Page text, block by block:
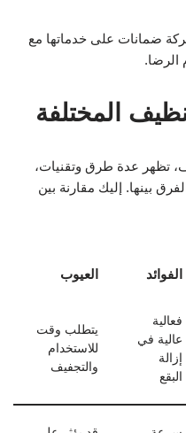
ضمانات على خدماتها مع
الرضا.
المختلفة
تظهر عدة طرق وتقنيات،
بينها. إليك مقارنة بين
الفوائد العيوب
فعالية
عالية في
إزالة
البقع
يتطلب وقت
للاستخدام
والتجفيف